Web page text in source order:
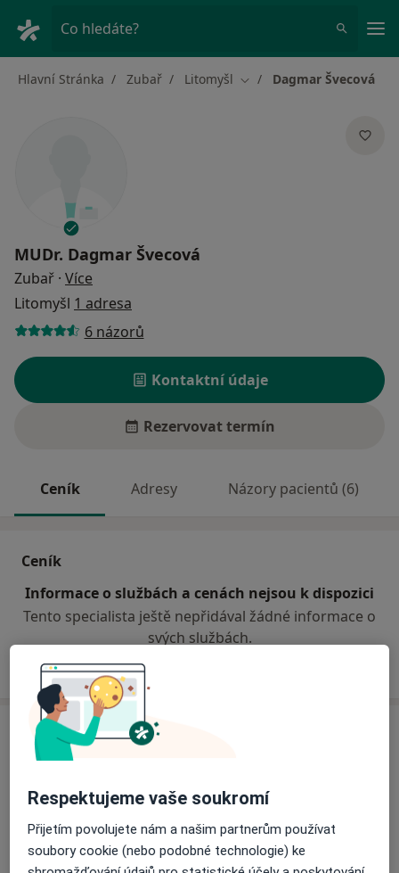
Co hledáte?
Hlavní Stránka Zubař Litomyšl Změna města
Dagmar Švecová
MUDr. Dagmar Švecová
Zubař · Více
Litomyšl 1 adresa
6 názorů
Kontaktní údaje
Rezervovat termín
Ceník Adresy Názory pacientů (6)
Ceník
Informace o službách a cenách nejsou k dispozici
Tento specialista ještě nepřidával žádné informace o
svých službách.
Adresa
Šmilovského 1122, Litomyšl57001
Přiblížit mapuse otevře v nové záložce
Respektujeme vaše soukromí
Přijetím povolujete nám a našim partnerům používat
soubory cookie (nebo podobné technologie) ke